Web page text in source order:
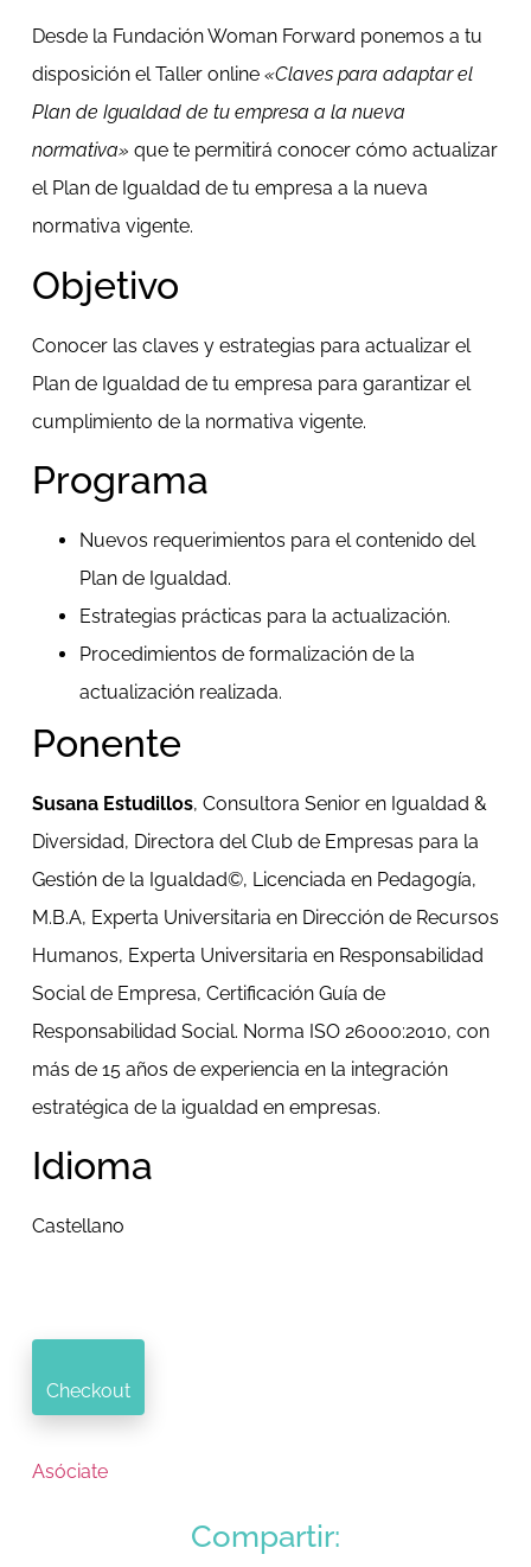
Desde la Fundación Woman Forward ponemos a tu
disposición el Taller online «Claves para adaptar el
Plan de Igualdad de tu empresa a la nueva
normativa» que te permitirá conocer cómo actualizar
el Plan de Igualdad de tu empresa a la nueva
normativa vigente.
Objetivo
Conocer las claves y estrategias para actualizar el
Plan de Igualdad de tu empresa para garantizar el
cumplimiento de la normativa vigente.
Programa
Nuevos requerimientos para el contenido del
Plan de Igualdad.
Estrategias prácticas para la actualización.
Procedimientos de formalización de la
actualización realizada.
Ponente
Susana Estudillos, Consultora Senior en Igualdad &
Diversidad, Directora del Club de Empresas para la
Gestión de la Igualdad©, Licenciada en Pedagogía,
M.B.A, Experta Universitaria en Dirección de Recursos
Humanos, Experta Universitaria en Responsabilidad
Social de Empresa, Certificación Guía de
Responsabilidad Social. Norma ISO 26000:2010, con
más de 15 años de experiencia en la integración
estratégica de la igualdad en empresas.
Idioma
Castellano
Checkout
Asóciate
Compartir: